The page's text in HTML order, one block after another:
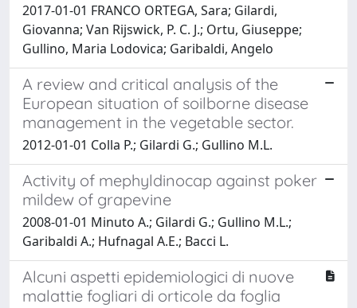
2017-01-01 FRANCO ORTEGA, Sara; Gilardi,
Giovanna; Van Rijswick, P. C. J.; Ortu, Giuseppe;
Gullino, Maria Lodovica; Garibaldi, Angelo
A review and critical analysis of the
European situation of soilborne disease
management in the vegetable sector.
2012-01-01 Colla P.; Gilardi G.; Gullino M.L.
Activity of mephyldinocap against poker
mildew of grapevine
2008-01-01 Minuto A.; Gilardi G.; Gullino M.L.;
Garibaldi A.; Hufnagal A.E.; Bacci L.
Alcuni aspetti epidemiologici di nuove
malattie fogliari di orticole da foglia